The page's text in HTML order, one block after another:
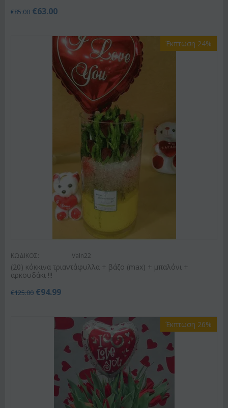
€85.00 €63.00
Έκπτωση 24%
ΚΩΔΙΚΟΣ: Valn22
(20) κόκκινα τριαντάφυλλα + βάζο (max) + μπαλόνι +
αρκουδάκι !!!
€125.00 €94.99
Έκπτωση 26%